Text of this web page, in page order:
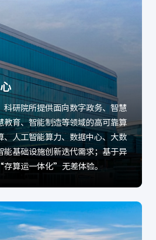
科研院所提供面向数字政务、智慧
教育、智能制造等领域的高可靠算
、人工智能算力、数据中心、大数
能基础设施创新迭代需求；基于异
算运一体化”无差体验。